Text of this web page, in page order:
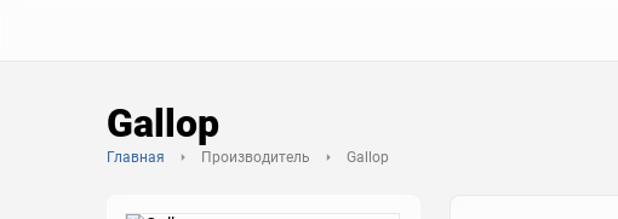
Gallop
Главная Производитель Gallop